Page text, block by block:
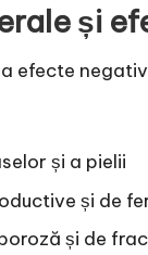
și
efecte
și a pielii
și de
și de